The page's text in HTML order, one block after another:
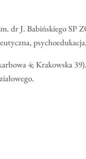
dr J. Babińskiego SP
4; Krakowska